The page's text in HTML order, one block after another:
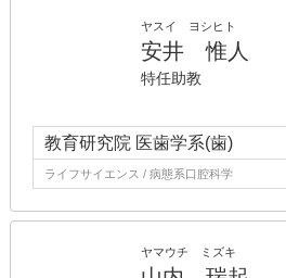
ヤスイ ヨシヒト
安井 惟人
特任助教
教育研究院 医歯学系(歯)
ライフサイエンス / 病態系口腔科学
ヤマウチ ミズキ